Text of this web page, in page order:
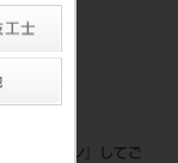
ード
『
ログイン
』してご